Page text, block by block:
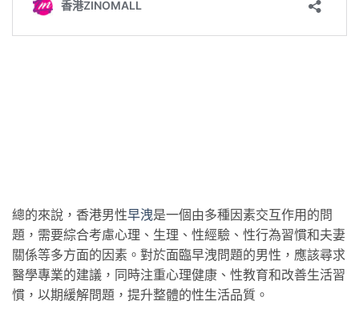
總的來說，香港男性早洩是一個由多種因素交互作用的問
題，需要綜合考慮心理、生理、性經驗、性行為習慣和夫妻
關係等多方面的因素。對於面臨早洩問題的男性，應該尋求
醫學專業的建議，同時注重心理健康、性教育和改善生活習
慣，以期緩解問題，提升整體的性生活品質。